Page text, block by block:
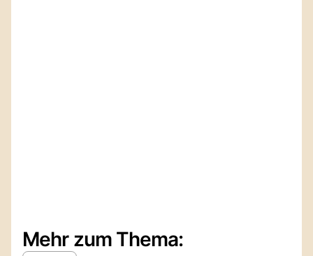
Mehr zum Thema: